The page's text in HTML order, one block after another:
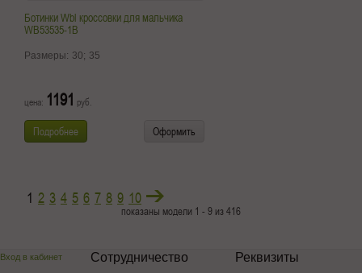
Ботинки Wbl кроссовки для мальчика
WB53535-1B
Размеры: 30; 35
цена: 1191 руб.
Подробнее Оформить
1 2 3 4 5 6 7 8 9 10
показаны модели 1 - 9 из 416
Вход в кабинет Сотрудничество Реквизиты